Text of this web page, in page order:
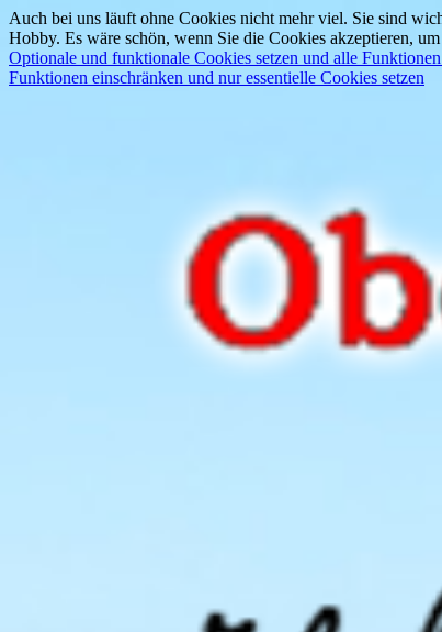
Auch bei uns läuft ohne Cookies nicht mehr viel. Sie sind
Hobby. Es wäre schön, wenn Sie die Cookies akzeptieren,
Optionale und funktionale Cookies setzen und alle
Funktionen einschränken und nur essentielle Cookies setzen